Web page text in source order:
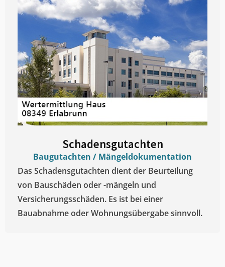
Schadensgutachten
Baugutachten / Mängeldokumentation
Das Schadensgutachten dient der Beurteilung
von Bauschäden oder -mängeln und
Versicherungsschäden. Es ist bei einer
Bauabnahme oder Wohnungsübergabe sinnvoll.